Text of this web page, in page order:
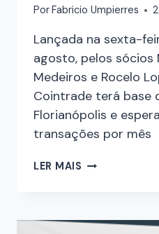
Por Fabricio Umpierres
Lançada na sexta-
agosto, pelos sócios
Medeiros e Rocelo
Cointrade terá base
Florianópolis e
transações por mês
LER MAIS